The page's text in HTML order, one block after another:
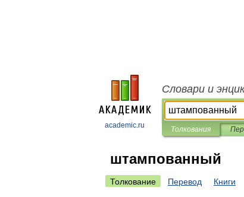
academic.ru
Словари и
Толкования
штампованный
Толкование Перевод Книги